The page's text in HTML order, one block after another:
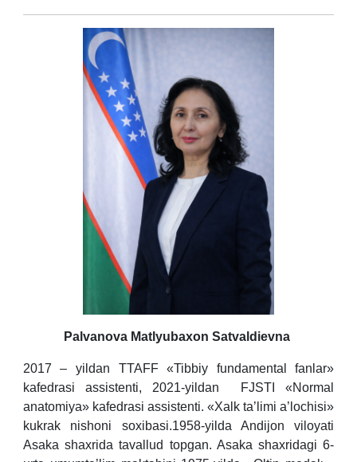
Palvanova Matlyubaxon Satvaldievna
2017 – yildan TTAFF «Tibbiy fundamental fanlar»
kafedrasi assistenti, 2021-yildan FJSTI «Normal
anatomiya» kafedrasi assistenti. «Xalk ta’limi a’lochisi»
kukrak nishoni soxibasi.1958-yilda Andijon viloyati
Asaka shaxrida tavallud topgan. Asaka shaxridagi 6-